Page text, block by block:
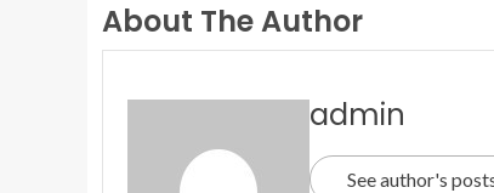
About The Author
admin
See author's